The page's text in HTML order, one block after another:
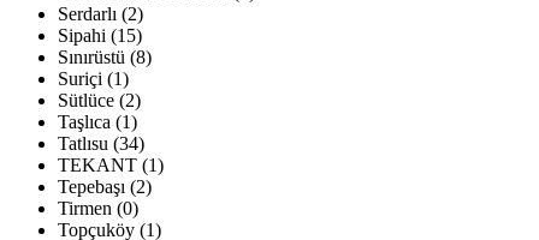
Serdarlı (2)
Sipahi (15)
Sınırüstü (8)
Suriçi (1)
Sütlüce (2)
Taşlıca (1)
Tatlısu (34)
TEKANT (1)
Tepebaşı (2)
Tirmen (0)
Topçuköy (1)